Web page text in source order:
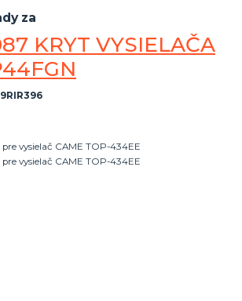
za
KRYT VYSIELAČA
vysielač CAME TOP-434EE
pre vysielač CAME TOP-434EE